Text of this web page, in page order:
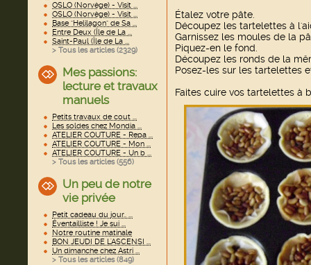
OSLO (Norvège) - Visit ...
OSLO (Norvège) - Visit ...
Base "Helilagon" de Sa ...
Entre Deux (Île de La ...
Saint-Paul (Île de La ...
> Tous les articles (2329)
Mes passions:
lecture et travaux
manuels
Petits travaux de cout ...
Les soldes chez Mondia ...
ATELIER COUTURE - Repa ...
ATELIER COUTURE - Mon ...
ATELIER COUTURE - Un b ...
> Tous les articles (556)
Un peu de notre
vie privée
Petit cadeau du jour.. ...
Éventailliste ! Je sui ...
Notre routine matinale
BON JEUDI DE L'ASCENSI ...
Un dimanche chez Astri ...
> Tous les articles (849)
Étalez votre pâte.
Découpez les tartelettes à
Garnissez les moules de la
Piquez-en le fond.
Découpez les ronds de la
Posez-les sur les tartelettes
Faites cuire vos tartelettes à